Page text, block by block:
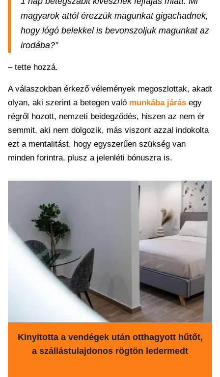
magyarok attól érezzük magunkat gigachadnek,
hogy lógó belekkel is bevonszoljuk magunkat az
irodába?”
– tette hozzá.
A válaszokban érkező vélemények megoszlottak, akadt
olyan, aki szerint a betegen való munkába járás egy
régről hozott, nemzeti beidegződés, hiszen az nem ér
semmit, aki nem dolgozik, más viszont azzal indokolta
ezt a mentalitást, hogy egyszerűen szükség van
minden forintra, plusz a jelenléti bónuszra is.
Kinyitotta a vendégek után otthagyott hűtőt,
a szállástulajdonos rögtön ledermedt